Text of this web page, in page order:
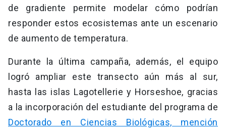
de gradiente permite modelar cómo podrían
responder estos ecosistemas ante un escenario
de aumento de temperatura.
Durante la última campaña, además, el equipo
logró ampliar este transecto aún más al sur,
hasta las islas Lagotellerie y Horseshoe, gracias
a la incorporación del estudiante del programa de
Doctorado en Ciencias Biológicas, mención